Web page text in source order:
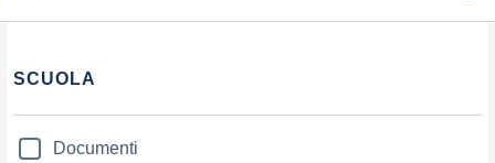
Filtri
SCUOLA
Documenti